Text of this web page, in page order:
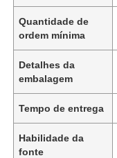
Quantidade de
ordem mínima
Detalhes da
embalagem
Tempo de entrega
Habilidade da
fonte